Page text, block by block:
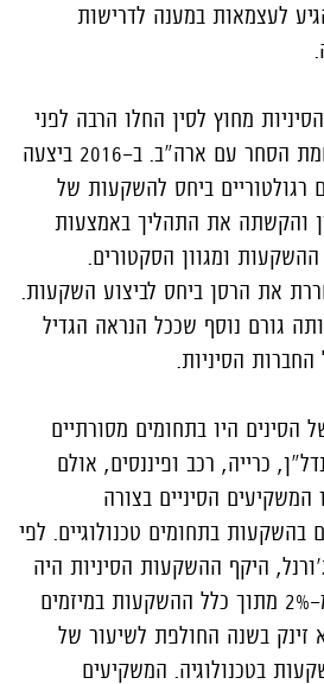
לעצמאות במענה לדרישות
מחוץ לסין החלו הרבה לפני
ההחרפה הנוכחית במלחמת הסחר עם ארה"ב. ב-2016 ביצעה
רגולטוריים ביחס להשקעות של
והקשתה את התהליך באמצעות
ומגוון הסקטורים.
את הרסן ביחס לביצוע השקעות.
גורם נוסף שככל הנראה הגדיל
הסיניות.
היו בתחומים מסורתיים
כרייה, רכב ופיננסים, אולם
המשקיעים הסיניים בצורה
בתחומים טכנולוגיים. לפי
היקף ההשקעות הסיניות היה
לפני עשר שנים פחות מ-2% מתוך כלל ההשקעות במיזמים
זינק בשנה החולפת לשיעור של
בטכנולוגיה. המשקיעים